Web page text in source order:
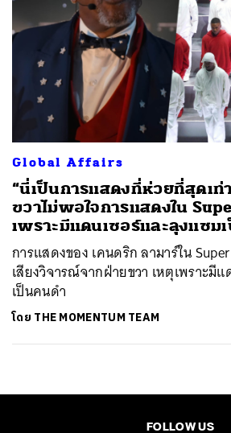
Global Affairs
“นี่เป็นการแสดงที่ห่วยที่สุดเท่
ขวาไม่พอใจการแสดงใน
เพราะมีแดนเซอร์และลุงแซม
การแสดงของ เคนดริก ลามาร์ใน
เสียงวิจารณ์จากฝ่ายขวา เหตุเพราะมี
เป็นคนดำ
โดย THE MOMENTUM TEAM
FOLLOW US
SHARE TWEET LINE